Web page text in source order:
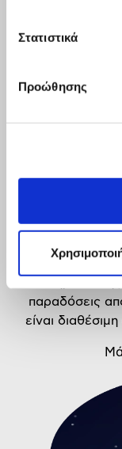
Στατιστικά
Προώθησης
παραδόσεις
είναι